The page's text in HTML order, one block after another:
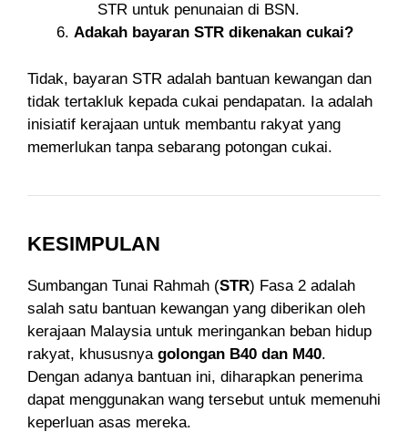
STR untuk penunaian di BSN.
Adakah bayaran STR dikenakan cukai?
Tidak, bayaran STR adalah bantuan kewangan dan
tidak tertakluk kepada cukai pendapatan. Ia adalah
inisiatif kerajaan untuk membantu rakyat yang
memerlukan tanpa sebarang potongan cukai.
KESIMPULAN
Sumbangan Tunai Rahmah (STR) Fasa 2 adalah
salah satu bantuan kewangan yang diberikan oleh
kerajaan Malaysia untuk meringankan beban hidup
rakyat, khususnya golongan B40 dan M40.
Dengan adanya bantuan ini, diharapkan penerima
dapat menggunakan wang tersebut untuk memenuhi
keperluan asas mereka.